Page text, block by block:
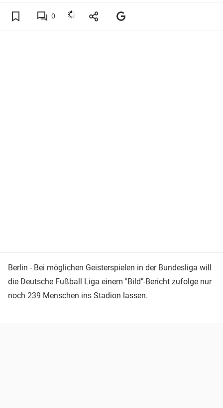
0
Berlin - Bei möglichen Geisterspielen in der Bundesliga will
die Deutsche Fußball Liga einem "Bild"-Bericht zufolge nur
noch 239 Menschen ins Stadion lassen.